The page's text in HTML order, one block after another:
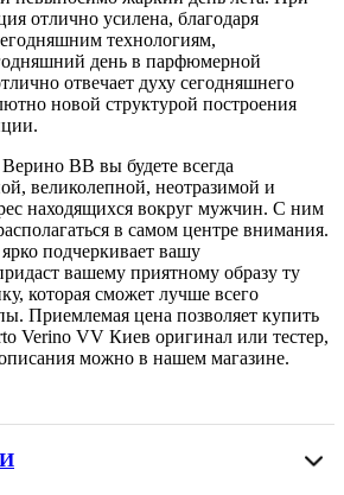
отлично усилена, благодаря
технологиям,
день в парфюмерной
отвечает духу сегодняшнего
новой структурой построения
ВВ вы будете всегда
великолепной, неотразимой и
находящихся вокруг мужчин. С ним
в самом центре внимания.
подчеркивает вашу
вашему приятному образу ту
которая сможет лучше всего
Приемлемая цена позволяет купить
Verino VV Киев оригинал или тестер,
можно в нашем магазине.